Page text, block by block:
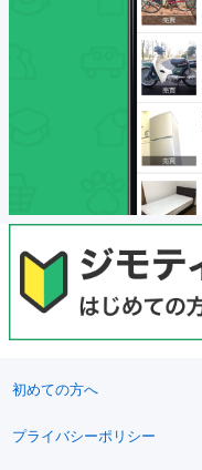
初めての方へ
プライバシーポリシー